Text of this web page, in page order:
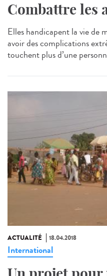
Combattre les
Elles handicapent la vie de
avoir des complications
touchent plus d’une
ACTUALITÉ 18.04.2018
International